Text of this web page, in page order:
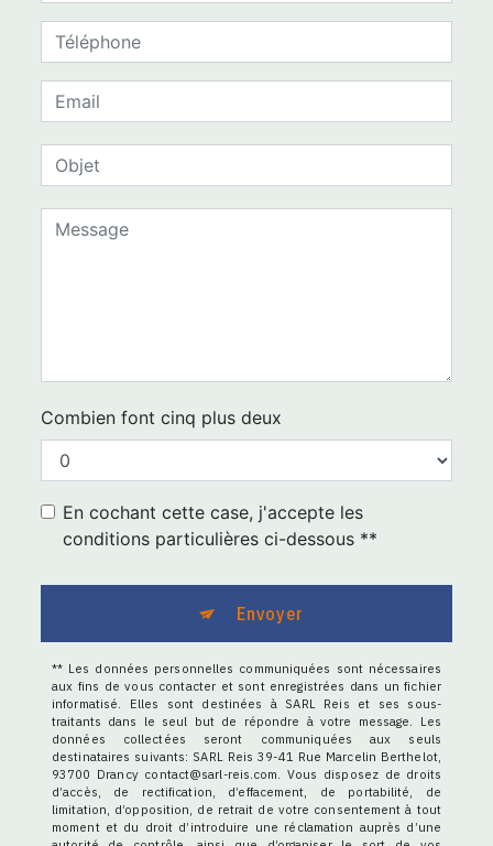
Combien font cinq plus deux
En cochant cette case, j'accepte les
conditions particulières ci-dessous **
Envoyer
** Les données personnelles communiquées sont nécessaires
aux fins de vous contacter et sont enregistrées dans un fichier
informatisé. Elles sont destinées à SARL Reis et ses sous-
traitants dans le seul but de répondre à votre message. Les
données collectées seront communiquées aux seuls
destinataires suivants: SARL Reis 39-41 Rue Marcelin Berthelot,
93700 Drancy contact@sarl-reis.com. Vous disposez de droits
d’accès, de rectification, d’effacement, de portabilité, de
limitation, d’opposition, de retrait de votre consentement à tout
moment et du droit d’introduire une réclamation auprès d’une